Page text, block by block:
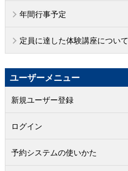
年間行事予定
定員に達した体験講座について
ユーザーメニュー
新規ユーザー登録
ログイン
予約システムの使いかた